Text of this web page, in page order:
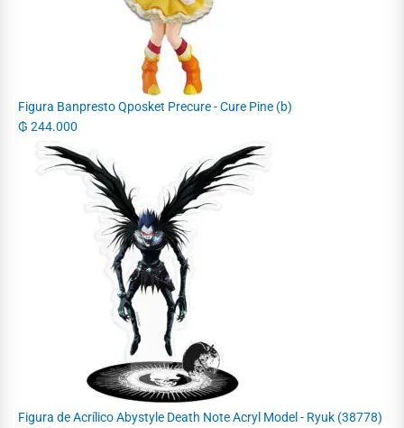
Figura Banpresto Qposket Precure - Cure Pine (b)
₲ 244.000
Figura de Acrílico Abystyle Death Note Acryl Model - Ryuk (38778)